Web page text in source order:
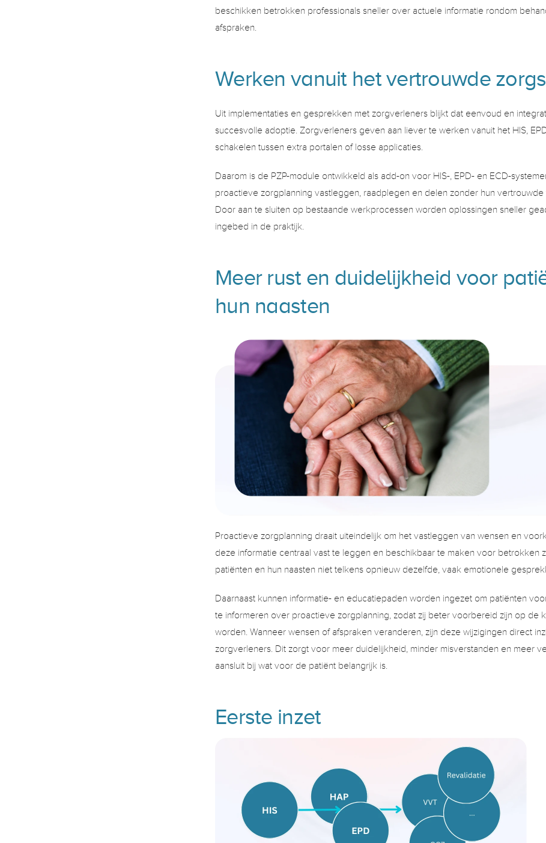
beschikken betrokken professionals sneller over actuele informatie rondom
afspraken.
Werken vanuit het vertrouwde
Uit implementaties en gesprekken met zorgverleners blijkt dat eenvoud en
succesvolle adoptie. Zorgverleners geven aan liever te werken vanuit het HIS,
schakelen tussen extra portalen of losse applicaties.
Daarom is de PZP-module ontwikkeld als add-on voor HIS-, EPD- en ECD-
proactieve zorgplanning vastleggen, raadplegen en delen zonder hun
Door aan te sluiten op bestaande werkprocessen worden oplossingen sneller
ingebed in de praktijk.
Meer rust en duidelijkheid voor
hun naasten
Proactieve zorgplanning draait uiteindelijk om het vastleggen van wensen en
deze informatie centraal vast te leggen en beschikbaar te maken voor betrokken
patiënten en hun naasten niet telkens opnieuw dezelfde, vaak emotionele
Daarnaast kunnen informatie- en educatiepaden worden ingezet om patiënten
te informeren over proactieve zorgplanning, zodat zij beter voorbereid zijn op de
worden. Wanneer wensen of afspraken veranderen, zijn deze wijzigingen direct
zorgverleners. Dit zorgt voor meer duidelijkheid, minder misverstanden en meer
aansluit bij wat voor de patiënt belangrijk is.
Eerste inzet